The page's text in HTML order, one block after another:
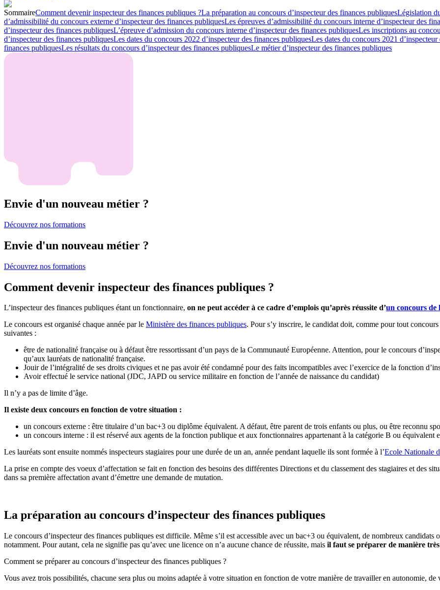
SommaireComment devenir inspecteur des finances publiques ?La préparation au concours d’inspecteur des finances publiquesLégislation
d’admissibilité du concours externe d’inspecteur des finances publiquesLes épreuves d’admissibilité du concours interne d’inspecteur des
d’inspecteur des finances publiquesL’épreuve d’admission du concours interne d’inspecteur des finances publiquesLes inscriptions au
d’inspecteur des finances publiquesLes dates du concours 2022 d’inspecteur des finances publiquesLes dates du concours 2021
finances publiquesLes résultats du concours d’inspecteur des finances publiquesLe métier d’inspecteur des finances publiques
Envie d'un nouveau métier ?
Découvrez nos formations
Envie d'un nouveau métier ?
Découvrez nos formations
Comment devenir inspecteur des finances publiques ?
L’inspecteur des finances publiques étant un fonctionnaire, on ne peut accéder à ce cadre d’emplois qu’après réussite d’un concours
Le concours est organisé chaque année par le Ministère des finances publiques. Pour s’y inscrire, le candidat doit, comme pour tout
suivantes :
être de nationalité française ou à défaut être ressortissant d’un pays de la Communauté Européenne. Attention, pour le concours
qu’aux lauréats de nationalité française.
Jouir de l’intégralité de ses droits civiques et ne pas avoir été condamné pour des faits incompatibles avec l’exercice de la fonction
Avoir effectué le service national (JDC, JAPD ou service militaire en fonction de l’année de naissance du candidat)
Il n’y a pas de limite d’âge.
Il existe deux concours en fonction de votre situation :
un concours externe : être titulaire d’un bac+3 ou diplôme équivalent. A défaut, être parent de trois enfants ou plus, ou être reconnu
un concours interne : il est réservé aux agents de la fonction publique et aux fonctionnaires appartenant à la catégorie B ou équivalent
Les lauréats sont ensuite nommés inspecteurs stagiaires pour une durée de un an, année pendant laquelle ils sont formée à l’Ecole Nationale
La prise en compte des voeux d’affectation se fait en fonction des besoins des différentes Directions et du classement des stagiaires et des
dans sa première affectation avant d’émettre une demande de mutation.
La préparation au concours d’inspecteur des finances publiques
Le concours d’inspecteur des finances publiques est difficile. Même s’il est accessible avec un bac+3 ou équivalent, de nombreux
notamment. Pour autant, cela ne signifie pas qu’avec une licence on n’a aucune chance de réussite, mais il faut se préparer de manière
Comment se préparer au concours d’inspecteur des finances publiques ?
Vous avez trois possibilités, chacune sera plus ou moins adaptée à votre situation en fonction de votre manière de travailler en autonomie,